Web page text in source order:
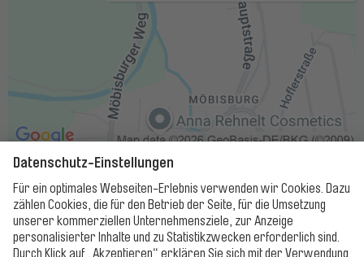
Bäder
Öffnungszeiten
Preise
Baderegeln